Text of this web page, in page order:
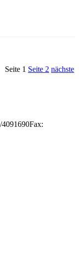
Seite 1 Seite 2 nächste
4091690Fax: